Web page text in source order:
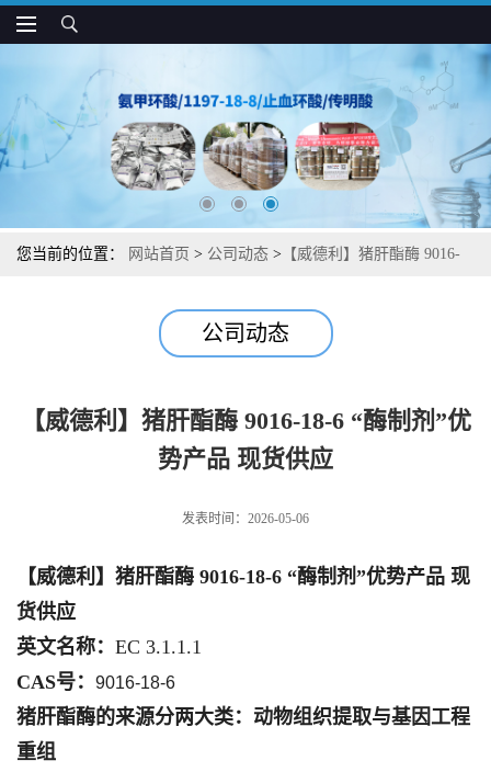
您当前的位置： 网站首页 > 公司动态 > 【威德利】猪肝酯酶 9016-
公司动态
【威德利】猪肝酯酶 9016-18-6 “酶制剂”优
势产品 现货供应
发表时间：2026-05-06
【威德利】猪肝酯酶 9016-18-6 “酶制剂”优势产品 现
货供应
英文名称： EC 3.1.1.1
CAS号： 9016-18-6
猪肝酯酶的来源分两大类： 动物组织提取与基因工程
重组